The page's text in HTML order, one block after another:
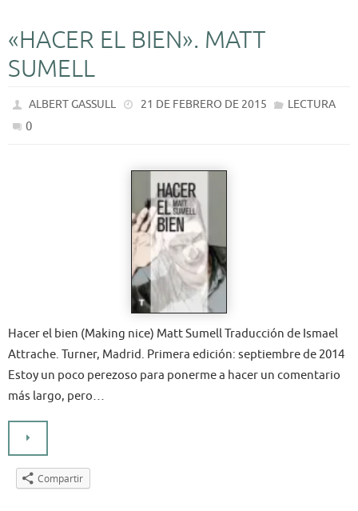
«HACER EL BIEN». MATT
SUMELL
ALBERT GASSULL 21 DE FEBRERO DE 2015 LECTURA
0
Hacer el bien (Making nice) Matt Sumell Traducción de Ismael
Attrache. Turner, Madrid. Primera edición: septiembre de 2014
Estoy un poco perezoso para ponerme a hacer un comentario
más largo, pero…
Compartir